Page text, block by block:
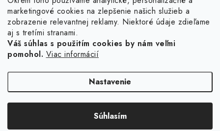
marketingové cookies na zlepšenie našich služieb a
zobrazenie relevantnej reklamy. Niektoré údaje zdieľame
aj s tretími stranami.
Váš súhlas s použitím cookies by nám veľmi
pomohol. Viac informácií
Nastavenie
Súhlasím
Facebook
Obľúbené šperky
Náušnice
Prstene
Náramky
Sety
Informácie pre vás
. Všetky práva vyhradené.